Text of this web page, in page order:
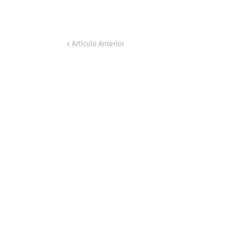
Artículo Anterior